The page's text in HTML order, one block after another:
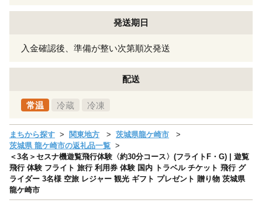
発送期日
入金確認後、準備が整い次第順次発送
配送
常温 冷蔵 冷凍
まちから探す 関東地方
茨城県龍ケ崎市
茨城県 龍ケ崎市の返礼品一覧
＜3名＞セスナ機遊覧飛行体験〈約30分コース〉(フライトF・G) | 遊覧
飛行 体験 フライト 旅行 利用券 体験 国内 トラベル チケット 飛行 グ
ライダー 3名様 空旅 レジャー 観光 ギフト プレゼント 贈り物 茨城県
龍ケ崎市